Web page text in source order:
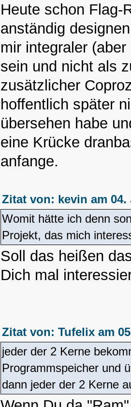
Heute schon Flag-
anständig
mir integraler
sein und nicht als
zusätzlicher
hoffentlich später
übersehen habe
eine Krücke
anfange.
Zitat von: kevin am 04.
Womit hätte ich denn
Projekt, das mich
Soll das heißen
Dich mal
Zitat von: Tufelix am
jeder der 2 Kerne
Programmspeicher und
dann jeder der 2 Kerne